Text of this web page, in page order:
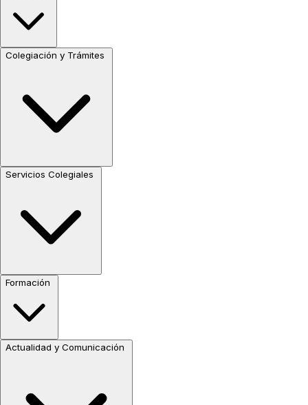
Colegiación y Trámites
Servicios Colegiales
Formación
Actualidad y Comunicación